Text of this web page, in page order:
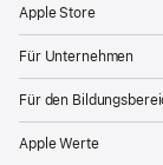
Apple Store
Für Unternehmen
Für den
Apple Werte